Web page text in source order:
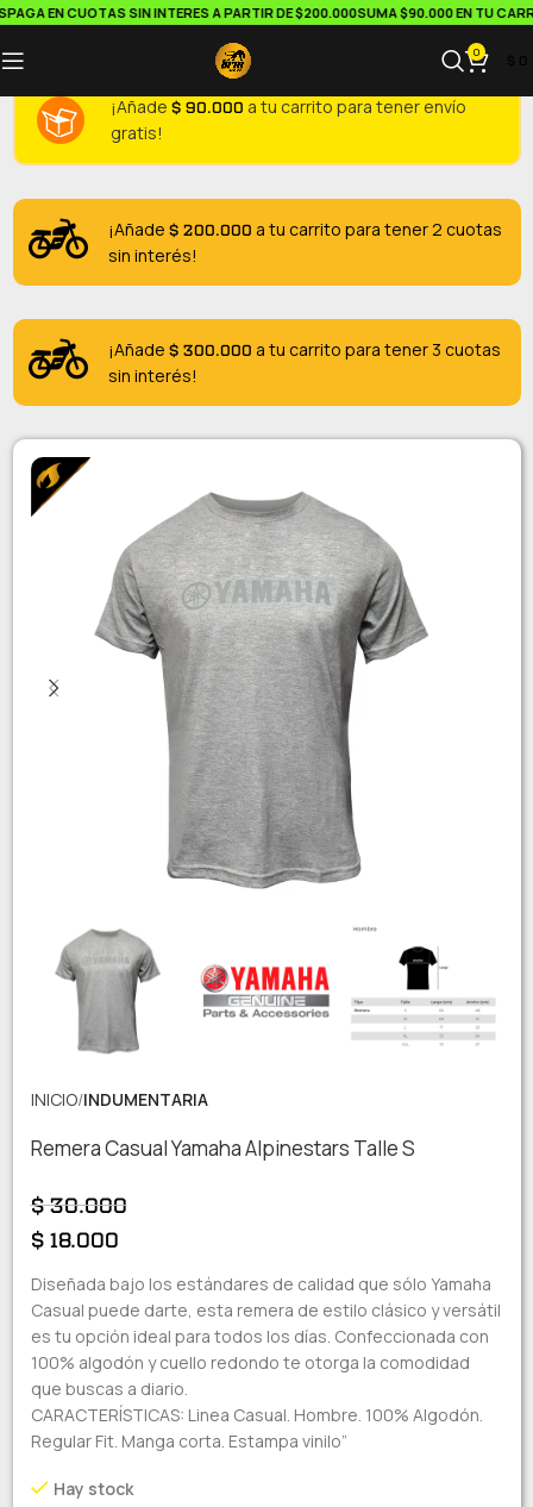
EN CUOTAS SIN INTERES A PARTIR DE $200.000SUMA $90.000 EN TU
0
¡Añade $90.000 a tu carrito para tener envío
gratis!
¡Añade $200.000 a tu carrito para tener 2 cuotas
sin interés!
¡Añade $300.000 a tu carrito para tener 3 cuotas
sin interés!
INICIO INDUMENTARIA
Remera Casual Yamaha Alpinestars Talle S
$30.000
$18.000
Diseñada bajo los estándares de calidad que sólo Yamaha
Casual puede darte, esta remera de estilo clásico y versátil
es tu opción ideal para todos los días. Confeccionada con
100% algodón y cuello redondo te otorga la comodidad
que buscas a diario.
CARACTERÍSTICAS: Linea Casual. Hombre. 100% Algodón.
Regular Fit. Manga corta. Estampa vinilo”
Hay stock